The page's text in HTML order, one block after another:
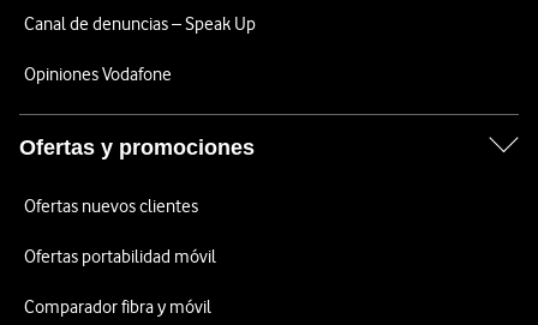
Canal de denuncias – Speak Up
Opiniones Vodafone
Ofertas y promociones
Ofertas nuevos clientes
Ofertas portabilidad móvil
Comparador fibra y móvil